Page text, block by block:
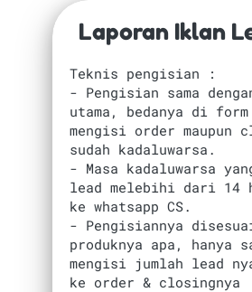
Laporan Iklan
Teknis pengisian :
- Pengisian sama
utama, bedanya di
mengisi order maupun
sudah kadaluwarsa.
- Masa kadaluwarsa
lead melebihi dari 14
ke whatsapp CS.
- Pengisiannya
produknya apa, hanya
mengisi jumlah lead
ke order & closingnya